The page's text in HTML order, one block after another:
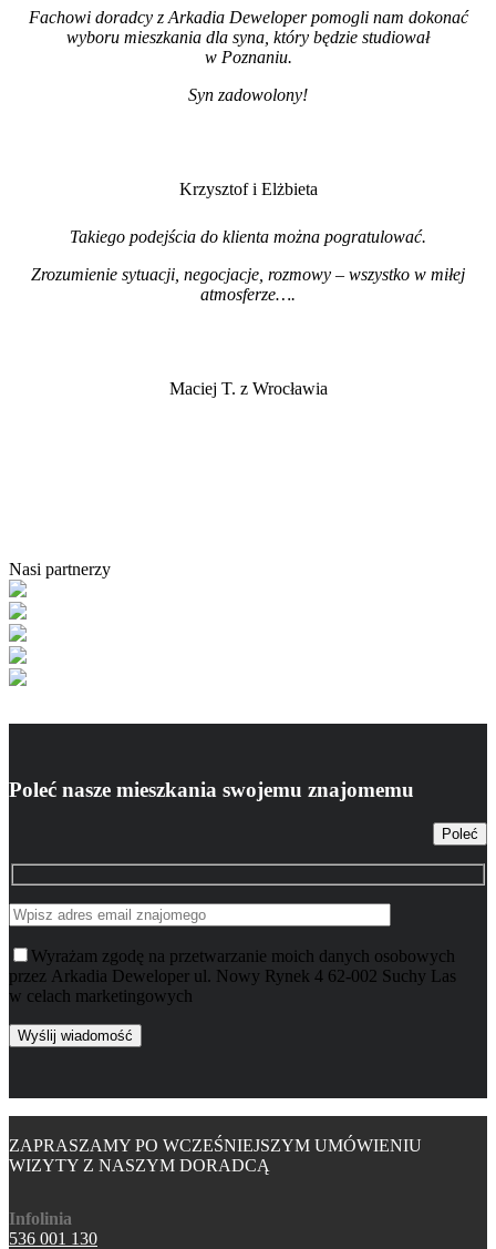
Fachowi doradcy z Arkadia Deweloper pomogli nam dokonać
wyboru mieszkania dla syna, który będzie studiował
w Poznaniu.
Syn zadowolony!
Krzysztof i Elżbieta
Takiego podejścia do klienta można pogratulować.
Zrozumienie sytuacji, negocjacje, rozmowy – wszystko w miłej
atmosferze….
Maciej T. z Wrocławia
Nasi partnerzy
Poleć nasze mieszkania swojemu znajomemu
Poleć
Wyrażam zgodę na przetwarzanie moich danych osobowych
przez Arkadia Deweloper ul. Nowy Rynek 4 62-002 Suchy Las
w celach marketingowych
ZAPRASZAMY PO WCZEŚNIEJSZYM UMÓWIENIU
WIZYTY Z NASZYM DORADCĄ
Infolinia
536 001 130